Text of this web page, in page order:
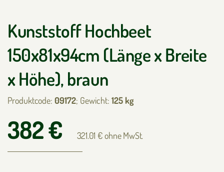
Kunststoff Hochbeet
150x81x94cm (Länge x Breite
x Höhe), braun
Produktcode:09172; Gewicht: 125 kg
382 € 321.01 € ohne MwSt.